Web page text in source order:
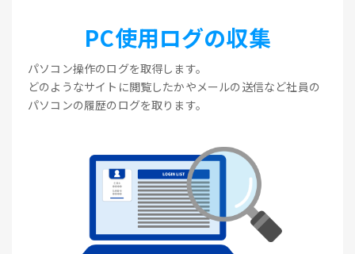
PC使用ログの収集
パソコン操作のログを取得します。
どのようなサイトに閲覧したかやメールの送信など社員の
パソコンの履歴のログを取ります。